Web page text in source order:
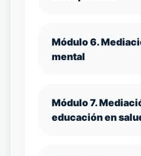
Módulo 6.
mental
Módulo 7.
educación en